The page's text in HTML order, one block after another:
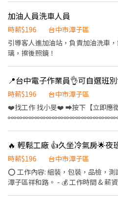
加油人員洗車人員
時薪$196
台中市潭子區
引導客人進加油站，負責加油洗車
璃，擦後照鏡！
時薪$196
台中市潭子區
❤️‍找工作 找小旻❤️‍ ➡按下【立即應
【工作時間】 📌日班:08:00～
鐘) 💰日班薪資:31,000元/月 (配合加班
夜班:15:50～00:30(休息時間
+小夜班津貼30元/H 小夜班薪資:約
時薪$196
台中市潭子區
⭕️ 工作內容: 組裝，包裝，品檢，測試作業。 - 📍 工作
潭子區祥和路。 - 💰 工作時間 & 薪